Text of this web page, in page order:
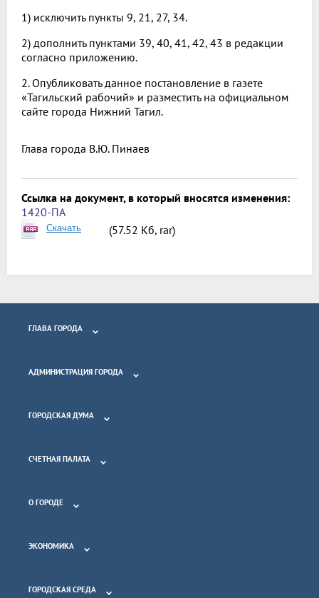
1) исключить пункты 9, 21, 27, 34.
2) дополнить пунктами 39, 40, 41, 42, 43 в редакции
согласно приложению.
2. Опубликовать данное постановление в газете
«Тагильский рабочий» и разместить на официальном
сайте города Нижний Тагил.
Глава города В.Ю. Пинаев
Ссылка на документ, в который вносятся изменения:
1420-ПА
Скачать (57.52 Кб, rar)
ГЛАВА ГОРОДА
АДМИНИСТРАЦИЯ ГОРОДА
ГОРОДСКАЯ ДУМА
СЧЕТНАЯ ПАЛАТА
О ГОРОДЕ
ЭКОНОМИКА
ГОРОДСКАЯ СРЕДА